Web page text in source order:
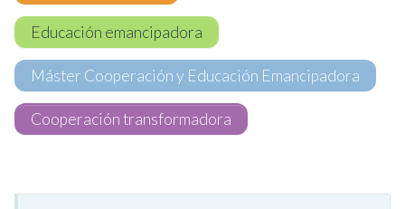
Educación emancipadora
Máster Cooperación y Educación Emancipadora
Cooperación transformadora